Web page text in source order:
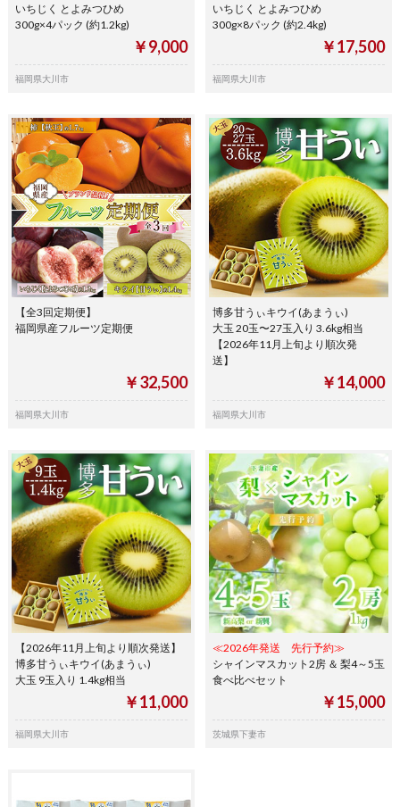
いちじく とよみつひめ
300g×4パック (約1.2kg)
￥9,000
福岡県大川市
いちじく とよみつひめ
300g×8パック (約2.4kg)
￥17,500
福岡県大川市
【全3回定期便】
福岡県産フルーツ定期便
￥32,500
福岡県大川市
博多甘うぃキウイ(あまうぃ)
大玉 20玉〜27玉入り 3.6kg相当
【2026年11月上旬より順次発
送】
￥14,000
福岡県大川市
【2026年11月上旬より順次発送】
博多甘うぃキウイ(あまうぃ)
大玉 9玉入り 1.4kg相当
￥11,000
福岡県大川市
≪2026年発送 先行予約≫
シャインマスカット2房 ＆ 梨4～5玉
食べ比べセット
￥15,000
茨城県下妻市